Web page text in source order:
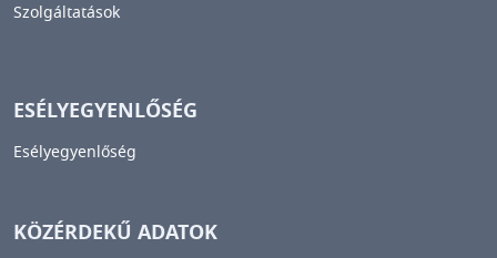
Szolgáltatások
ESÉLYEGYENLŐSÉG
Esélyegyenlőség
KÖZÉRDEKŰ ADATOK